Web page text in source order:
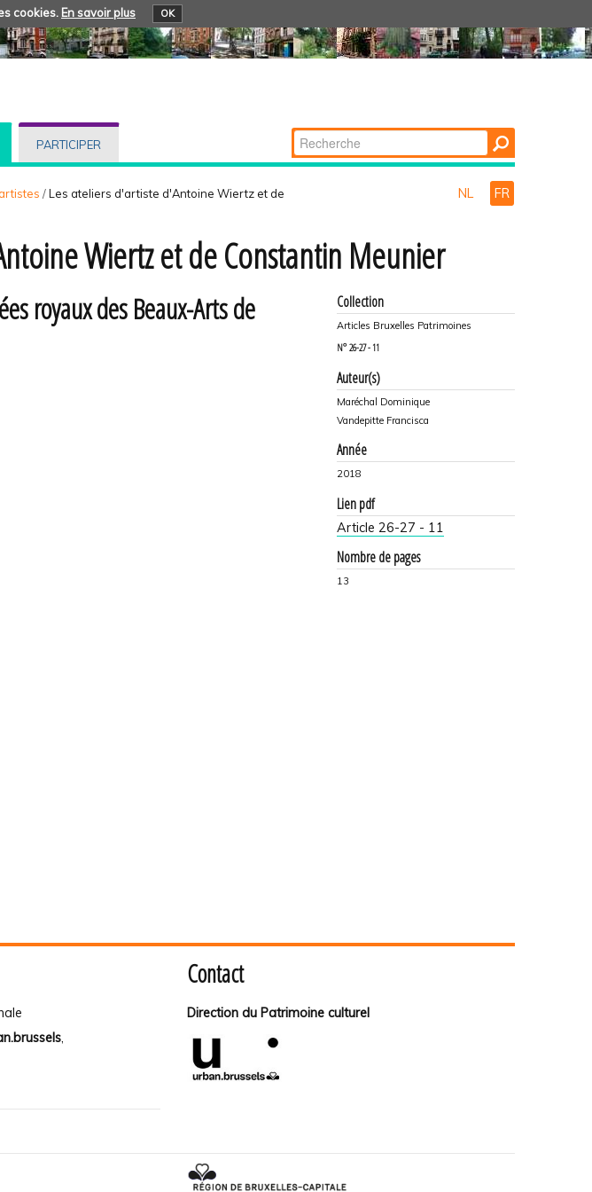
cookies. En savoir plus OK
PARTICIPER Chercher par
Recherche
/Les ateliers d'artiste d'Antoine Wiertz et de
NL FR
Wiertz et de Constantin Meunier
royaux des Beaux-Arts de
Collection
Articles Bruxelles Patrimoines
N° 26-27 - 11
Auteur(s)
Maréchal Dominique
Vandepitte Francisca
Année
2018
Lien pdf
Article 26-27 - 11
Nombre de pages
13
,
Contact
Direction du Patrimoine culturel